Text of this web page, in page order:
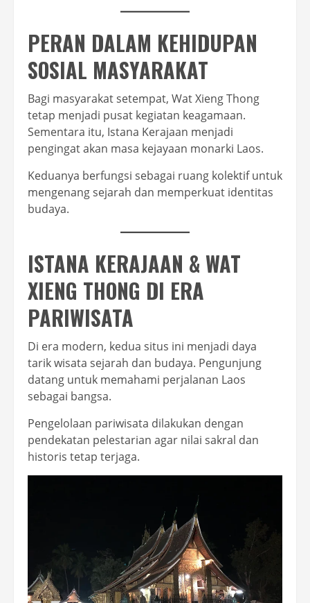
PERAN DALAM KEHIDUPAN
SOSIAL MASYARAKAT
Bagi masyarakat setempat, Wat Xieng Thong
tetap menjadi pusat kegiatan keagamaan.
Sementara itu, Istana Kerajaan menjadi
pengingat akan masa kejayaan monarki Laos.
Keduanya berfungsi sebagai ruang kolektif untuk
mengenang sejarah dan memperkuat identitas
budaya.
ISTANA KERAJAAN & WAT
XIENG THONG DI ERA
PARIWISATA
Di era modern, kedua situs ini menjadi daya
tarik wisata sejarah dan budaya. Pengunjung
datang untuk memahami perjalanan Laos
sebagai bangsa.
Pengelolaan pariwisata dilakukan dengan
pendekatan pelestarian agar nilai sakral dan
historis tetap terjaga.